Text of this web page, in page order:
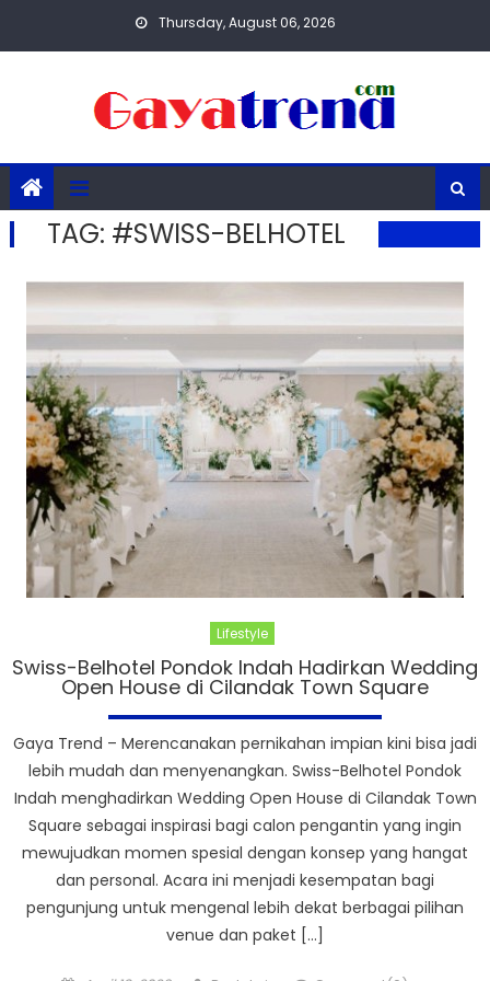
Thursday, August 06, 2026
TAG: #SWISS-BELHOTEL
Lifestyle
Swiss-Belhotel Pondok Indah Hadirkan Wedding
Open House di Cilandak Town Square
Gaya Trend – Merencanakan pernikahan impian kini bisa jadi
lebih mudah dan menyenangkan. Swiss-Belhotel Pondok
Indah menghadirkan Wedding Open House di Cilandak Town
Square sebagai inspirasi bagi calon pengantin yang ingin
mewujudkan momen spesial dengan konsep yang hangat
dan personal. Acara ini menjadi kesempatan bagi
pengunjung untuk mengenal lebih dekat berbagai pilihan
venue dan paket […]